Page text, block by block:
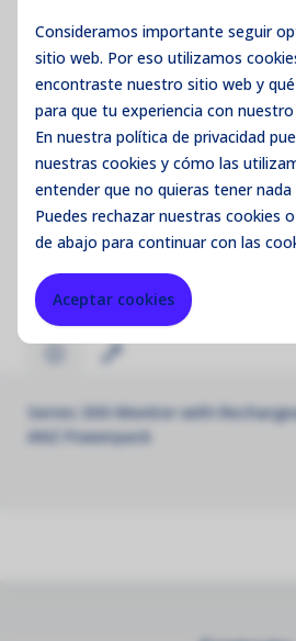
Consideramos importante seguir
sitio web. Por eso utilizamos
encontraste nuestro sitio web y
para que tu experiencia con
En nuestra política de privacidad
nuestras cookies y cómo las
entender que no quieras tener
Puedes rechazarnuestras cookies
de abajo para continuar con las
Aceptar cookies
Código de producto:
Series 300 Monitor with
ANZ Powerpack